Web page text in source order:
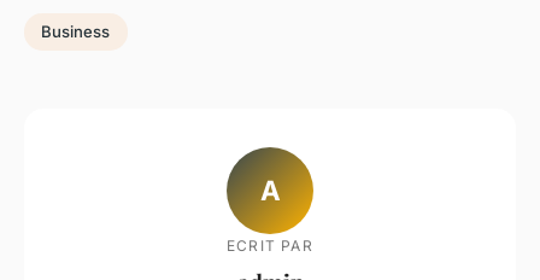
Business
A
ECRIT PAR